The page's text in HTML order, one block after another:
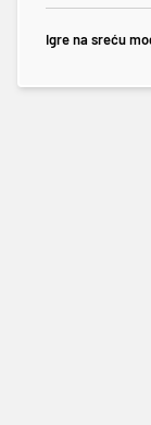
Igre na sreću